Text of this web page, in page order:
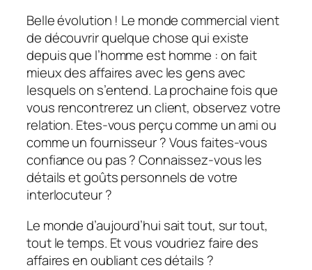
Belle évolution ! Le monde commercial vient
de découvrir quelque chose qui existe
depuis que l’homme est homme : on fait
mieux des affaires avec les gens avec
lesquels on s’entend. La prochaine fois que
vous rencontrerez un client, observez votre
relation. Etes-vous perçu comme un ami ou
comme un fournisseur ? Vous faites-vous
confiance ou pas ? Connaissez-vous les
détails et goûts personnels de votre
interlocuteur ?
Le monde d’aujourd’hui sait tout, sur tout,
tout le temps. Et vous voudriez faire des
affaires en oubliant ces détails ?